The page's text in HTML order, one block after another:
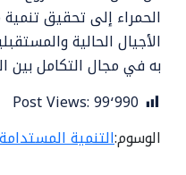
الحمراء إلى تحقيق
الأجيال الحالية
به في مجال التكامل بين
Post Views:99٬990
الوسوم:التنمية المستدامة